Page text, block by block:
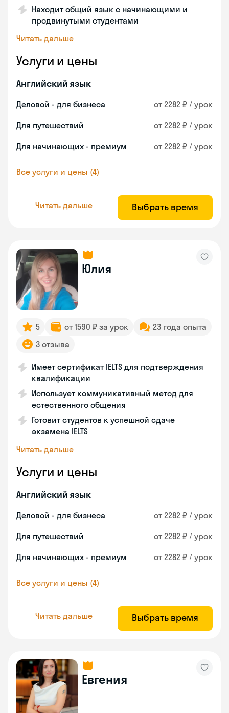
Находит общий язык с начинающими и
продвинутыми студентами
Читать дальше
Услуги и цены
Английский язык
Деловой - для бизнеса от 2282 ₽ / урок
Для путешествий от 2282 ₽ / урок
Для начинающих - премиум от 2282 ₽ / урок
Все услуги и цены (4)
Читать дальше Выбрать время
Юлия
5 от 1590 ₽ за урок
23 года опыта
3 отзыва
Имеет сертификат IELTS для подтверждения
квалификации
Использует коммуникативный метод для
естественного общения
Готовит студентов к успешной сдаче
экзамена IELTS
Читать дальше
Услуги и цены
Английский язык
Деловой - для бизнеса от 2282 ₽ / урок
Для путешествий от 2282 ₽ / урок
Для начинающих - премиум от 2282 ₽ / урок
Все услуги и цены (4)
Читать дальше Выбрать время
Евгения